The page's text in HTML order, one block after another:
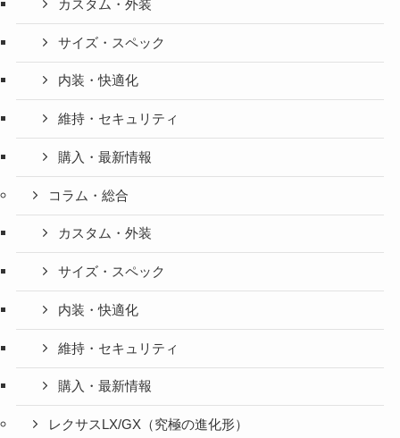
カスタム・外装
サイズ・スペック
内装・快適化
維持・セキュリティ
購入・最新情報
コラム・総合
カスタム・外装
サイズ・スペック
内装・快適化
維持・セキュリティ
購入・最新情報
レクサスLX/GX（究極の進化形）